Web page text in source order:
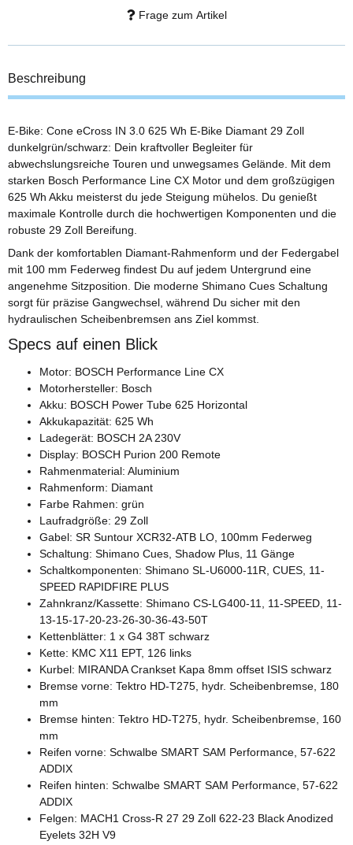
Frage zum Artikel
Beschreibung
E-Bike: Cone eCross IN 3.0 625 Wh E-Bike Diamant 29 Zoll
dunkelgrün/schwarz: Dein kraftvoller Begleiter für
abwechslungsreiche Touren und unwegsames Gelände. Mit dem
starken Bosch Performance Line CX Motor und dem großzügigen
625 Wh Akku meisterst du jede Steigung mühelos. Du genießt
maximale Kontrolle durch die hochwertigen Komponenten und die
robuste 29 Zoll Bereifung.
Dank der komfortablen Diamant-Rahmenform und der Federgabel
mit 100 mm Federweg findest Du auf jedem Untergrund eine
angenehme Sitzposition. Die moderne Shimano Cues Schaltung
sorgt für präzise Gangwechsel, während Du sicher mit den
hydraulischen Scheibenbremsen ans Ziel kommst.
Specs auf einen Blick
Motor: BOSCH Performance Line CX
Motorhersteller: Bosch
Akku: BOSCH Power Tube 625 Horizontal
Akkukapazität: 625 Wh
Ladegerät: BOSCH 2A 230V
Display: BOSCH Purion 200 Remote
Rahmenmaterial: Aluminium
Rahmenform: Diamant
Farbe Rahmen: grün
Laufradgröße: 29 Zoll
Gabel: SR Suntour XCR32-ATB LO, 100mm Federweg
Schaltung: Shimano Cues, Shadow Plus, 11 Gänge
Schaltkomponenten: Shimano SL-U6000-11R, CUES, 11-
SPEED RAPIDFIRE PLUS
Zahnkranz/Kassette: Shimano CS-LG400-11, 11-SPEED, 11-
13-15-17-20-23-26-30-36-43-50T
Kettenblätter: 1 x G4 38T schwarz
Kette: KMC X11 EPT, 126 links
Kurbel: MIRANDA Crankset Kapa 8mm offset ISIS schwarz
Bremse vorne: Tektro HD-T275, hydr. Scheibenbremse, 180
mm
Bremse hinten: Tektro HD-T275, hydr. Scheibenbremse, 160
mm
Reifen vorne: Schwalbe SMART SAM Performance, 57-622
ADDIX
Reifen hinten: Schwalbe SMART SAM Performance, 57-622
ADDIX
Felgen: MACH1 Cross-R 27 29 Zoll 622-23 Black Anodized
Eyelets 32H V9